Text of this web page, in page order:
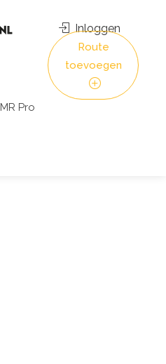
MR Pro
Inloggen
Route
toevoegen